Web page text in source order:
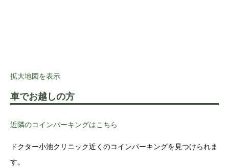
拡大地図を表示
車でお越しの方
近隣のコインパーキングはこちら
ドクター小池クリニック近くのコインパーキングを見つけられま
す。